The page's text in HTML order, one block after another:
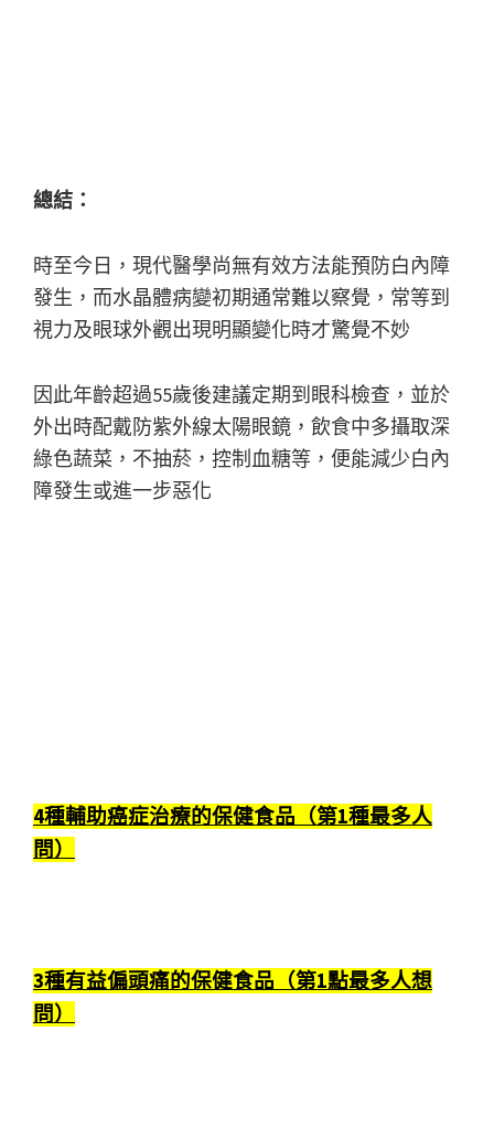
總結：
時至今日，現代醫學尚無有效方法能預防白內障
發生，而水晶體病變初期通常難以察覺，常等到
視力及眼球外觀出現明顯變化時才驚覺不妙
因此年齡超過55歲後建議定期到眼科檢查，並於
外出時配戴防紫外線太陽眼鏡，飲食中多攝取深
綠色蔬菜，不抽菸，控制血糖等，便能減少白內
障發生或進一步惡化
4種輔助癌症治療的保健食品（第1種最多人
問）
3種有益偏頭痛的保健食品（第1點最多人想
問）